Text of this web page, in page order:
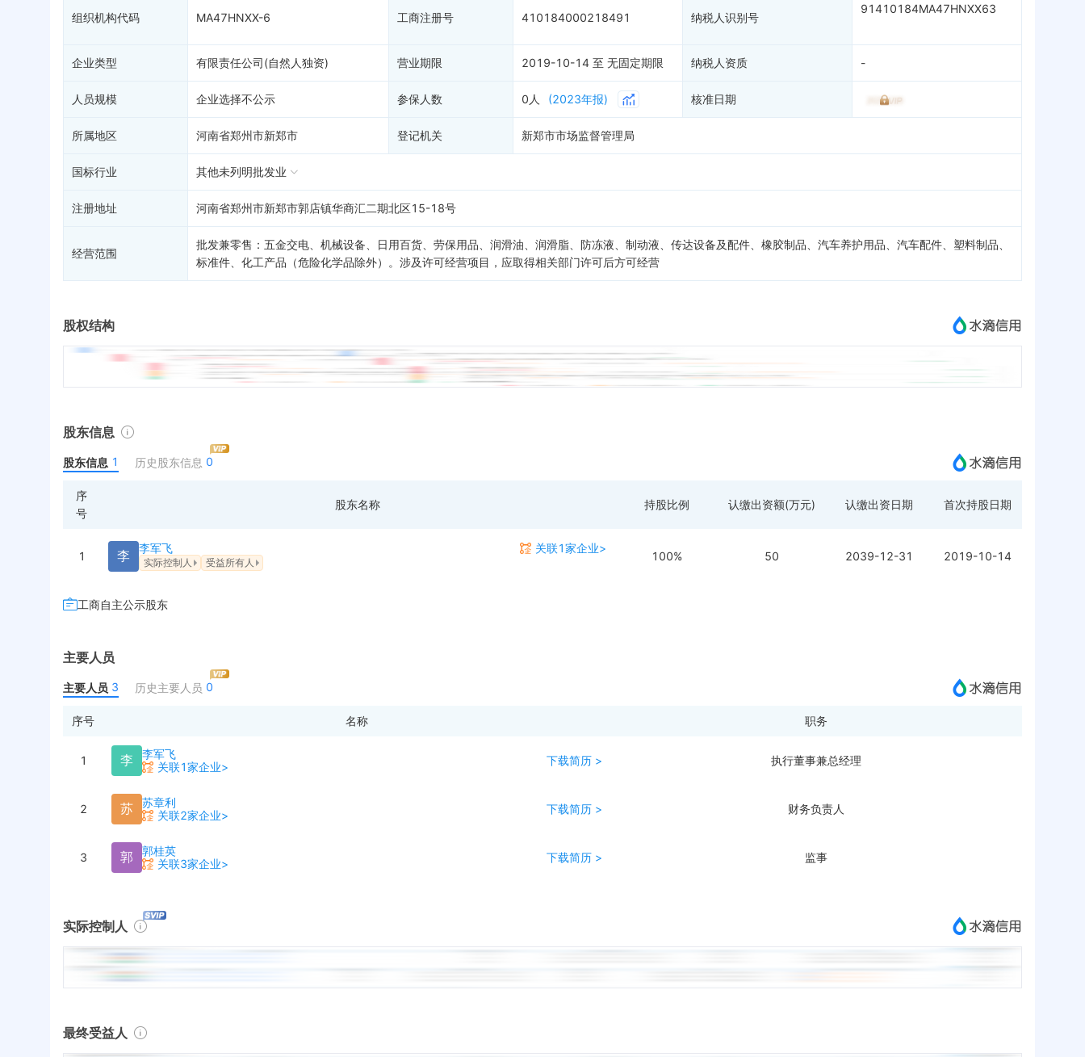
客户
组织机构代码 MA47HNXX-6 工商注册号 410184000218491 纳税人识别号
91410184MA47HNXX63
企业类型 有限责任公司(自然人独资) 营业期限 2019-10-14 至 无固定期限 纳税人资质 -
人员规模 企业选择不公示 参保人数 0人 (2023年报) 核准日期
所属地区 河南省郑州市新郑市 登记机关 新郑市市场监督管理局
国标行业 其他未列明批发业
注册地址 河南省郑州市新郑市郭店镇华商汇二期北区15-18号
经营范围
批发兼零售：五金交电、机械设备、日用百货、劳保用品、润滑油、润滑脂、防冻液、制动液、传达设备及配件、橡胶制品、汽车养护用品、汽车配件、塑料制品、
标准件、化工产品（危险化学品除外）。涉及许可经营项目，应取得相关部门许可后方可经营
股权结构
股东信息
股东信息 1 历史股东信息 0
序
号
股东名称 持股比例 认缴出资额(万元) 认缴出资日期 首次持股日期
1 李
李军飞 关联1家企业>
实际控制人 受益所有人 100% 50 2039-12-31 2019-10-14
工商自主公示股东
主要人员
主要人员 3 历史主要人员 0
序号 名称 职务
1 李
李军飞
关联1家企业>
下载简历 > 执行董事兼总经理
2 苏
苏章利
关联2家企业>
下载简历 > 财务负责人
3 郭
郭桂英
关联3家企业>
下载简历 > 监事
实际控制人
最终受益人